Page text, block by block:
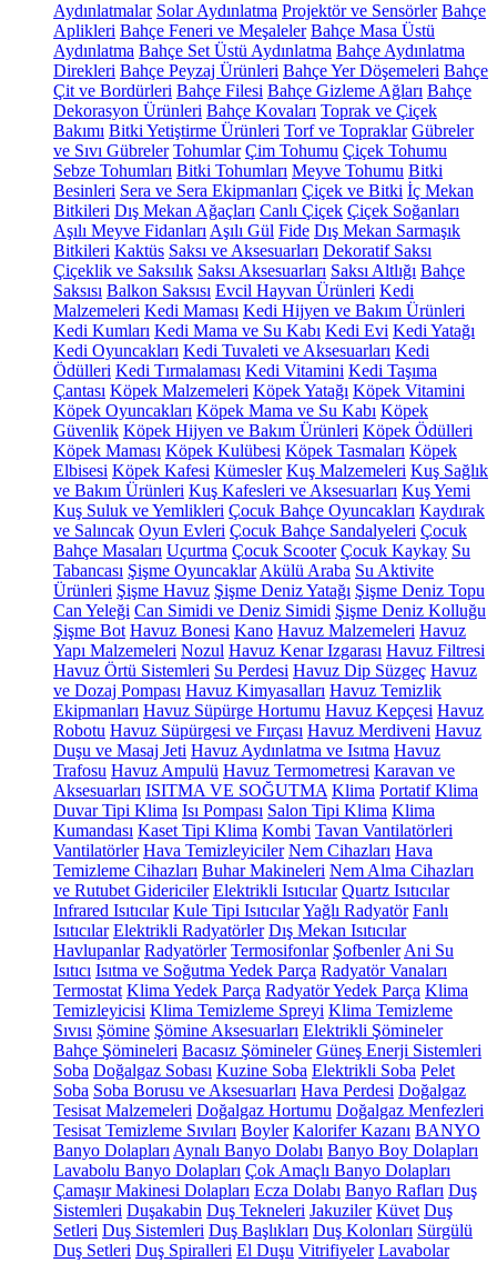
Aydınlatmalar Solar Aydınlatma Projektör ve Sensörler Bahçe
Aplikleri Bahçe Feneri ve Meşaleler Bahçe Masa Üstü
Aydınlatma Bahçe Set Üstü Aydınlatma Bahçe Aydınlatma
Direkleri Bahçe Peyzaj Ürünleri Bahçe Yer Döşemeleri Bahçe
Çit ve Bordürleri Bahçe Filesi Bahçe Gizleme Ağları Bahçe
Dekorasyon Ürünleri Bahçe Kovaları Toprak ve Çiçek
Bakımı Bitki Yetiştirme Ürünleri Torf ve Topraklar Gübreler
ve Sıvı Gübreler Tohumlar Çim Tohumu Çiçek Tohumu
Sebze Tohumları Bitki Tohumları Meyve Tohumu Bitki
Besinleri Sera ve Sera Ekipmanları Çiçek ve Bitki İç Mekan
Bitkileri Dış Mekan Ağaçları Canlı Çiçek Çiçek Soğanları
Aşılı Meyve Fidanları Aşılı Gül Fide Dış Mekan Sarmaşık
Bitkileri Kaktüs Saksı ve Aksesuarları Dekoratif Saksı
Çiçeklik ve Saksılık Saksı Aksesuarları Saksı Altlığı Bahçe
Saksısı Balkon Saksısı Evcil Hayvan Ürünleri Kedi
Malzemeleri Kedi Maması Kedi Hijyen ve Bakım Ürünleri
Kedi Kumları Kedi Mama ve Su Kabı Kedi Evi Kedi Yatağı
Kedi Oyuncakları Kedi Tuvaleti ve Aksesuarları Kedi
Ödülleri Kedi Tırmalaması Kedi Vitamini Kedi Taşıma
Çantası Köpek Malzemeleri Köpek Yatağı Köpek Vitamini
Köpek Oyuncakları Köpek Mama ve Su Kabı Köpek
Güvenlik Köpek Hijyen ve Bakım Ürünleri Köpek Ödülleri
Köpek Maması Köpek Kulübesi Köpek Tasmaları Köpek
Elbisesi Köpek Kafesi Kümesler Kuş Malzemeleri Kuş Sağlık
ve Bakım Ürünleri Kuş Kafesleri ve Aksesuarları Kuş Yemi
Kuş Suluk ve Yemlikleri Çocuk Bahçe Oyuncakları Kaydırak
ve Salıncak Oyun Evleri Çocuk Bahçe Sandalyeleri Çocuk
Bahçe Masaları Uçurtma Çocuk Scooter Çocuk Kaykay Su
Tabancası Şişme Oyuncaklar Akülü Araba Su Aktivite
Ürünleri Şişme Havuz Şişme Deniz Yatağı Şişme Deniz Topu
Can Yeleği Can Simidi ve Deniz Simidi Şişme Deniz Kolluğu
Şişme Bot Havuz Bonesi Kano Havuz Malzemeleri Havuz
Yapı Malzemeleri Nozul Havuz Kenar Izgarası Havuz Filtresi
Havuz Örtü Sistemleri Su Perdesi Havuz Dip Süzgeç Havuz
ve Dozaj Pompası Havuz Kimyasalları Havuz Temizlik
Ekipmanları Havuz Süpürge Hortumu Havuz Kepçesi Havuz
Robotu Havuz Süpürgesi ve Fırçası Havuz Merdiveni Havuz
Duşu ve Masaj Jeti Havuz Aydınlatma ve Isıtma Havuz
Trafosu Havuz Ampulü Havuz Termometresi Karavan ve
Aksesuarları ISITMA VE SOĞUTMA Klima Portatif Klima
Duvar Tipi Klima Isı Pompası Salon Tipi Klima Klima
Kumandası Kaset Tipi Klima Kombi Tavan Vantilatörleri
Vantilatörler Hava Temizleyiciler Nem Cihazları Hava
Temizleme Cihazları Buhar Makineleri Nem Alma Cihazları
ve Rutubet Gidericiler Elektrikli Isıtıcılar Quartz Isıtıcılar
Infrared Isıtıcılar Kule Tipi IsıtıcılarYağlı Radyatör Fanlı
Isıtıcılar Elektrikli Radyatörler Dış Mekan Isıtıcılar
Havlupanlar Radyatörler Termosifonlar Şofbenler Ani Su
Isıtıcı Isıtma ve Soğutma Yedek Parça Radyatör Vanaları
Termostat Klima Yedek Parça Radyatör Yedek Parça Klima
Temizleyicisi Klima Temizleme Spreyi Klima Temizleme
Sıvısı Şömine Şömine Aksesuarları Elektrikli Şömineler
Bahçe Şömineleri Bacasız Şömineler Güneş Enerji Sistemleri
Soba Doğalgaz Sobası Kuzine Soba Elektrikli Soba Pelet
Soba Soba Borusu ve Aksesuarları Hava Perdesi Doğalgaz
Tesisat Malzemeleri Doğalgaz Hortumu Doğalgaz Menfezleri
Tesisat Temizleme Sıvıları Boyler Kalorifer Kazanı BANYO
Banyo Dolapları Aynalı Banyo Dolabı Banyo Boy Dolapları
Lavabolu Banyo Dolapları Çok Amaçlı Banyo Dolapları
Çamaşır Makinesi Dolapları Ecza Dolabı Banyo Rafları Duş
Sistemleri Duşakabin Duş Tekneleri Jakuziler Küvet Duş
Setleri Duş Sistemleri Duş Başlıkları Duş Kolonları Sürgülü
Duş Setleri Duş Spiralleri El Duşu Vitrifiyeler Lavabolar